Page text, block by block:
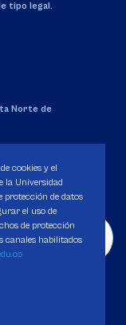
tipo legal.
Norte de
de 1980.
cookies y el
la Universidad
protección de datos
el uso de
de protección
canales habilitados